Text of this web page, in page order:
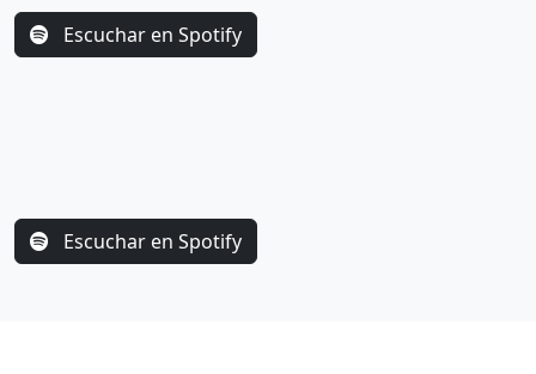
Escuchar en Spotify
Escuchar en Spotify